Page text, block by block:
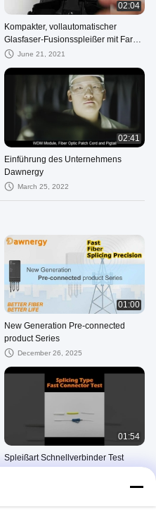
02:04
Kompakter, vollautomatischer
Glasfaser-Fusionsspleißer mit Farb-
LCD-Monitor
June 21, 2021
02:41
Einführung des Unternehmens
Dawnergy
March 25, 2022
01:00
New Generation Pre-connected
product Series
December 26, 2025
01:54
Spleißart Schnellverbinder Test